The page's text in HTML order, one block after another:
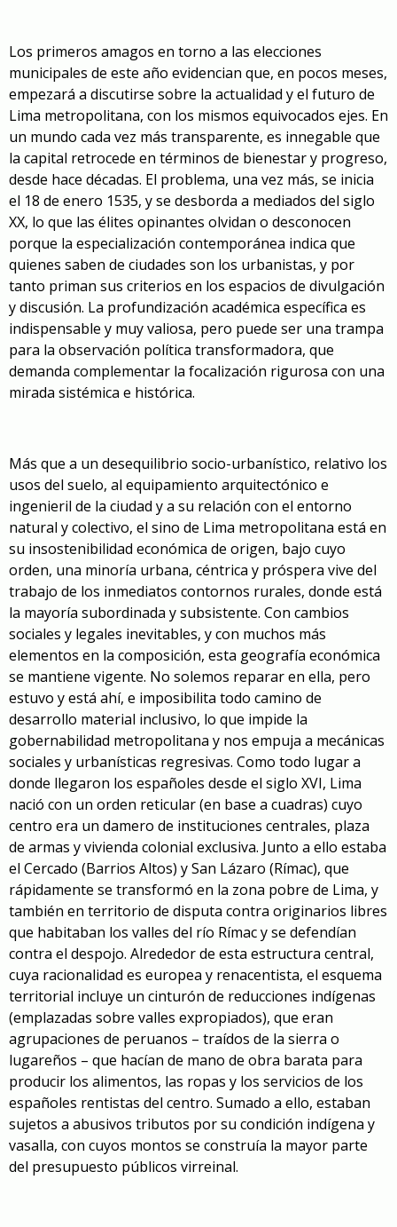
Los primeros amagos en torno a las elecciones
municipales de este año evidencian que, en pocos meses,
empezará a discutirse sobre la actualidad y el futuro de
Lima metropolitana, con los mismos equivocados ejes. En
un mundo cada vez más transparente, es innegable que
la capital retrocede en términos de bienestar y progreso,
desde hace décadas. El problema, una vez más, se inicia
el 18 de enero 1535, y se desborda a mediados del siglo
XX, lo que las élites opinantes olvidan o desconocen
porque la especialización contemporánea indica que
quienes saben de ciudades son los urbanistas, y por
tanto priman sus criterios en los espacios de divulgación
y discusión. La profundización académica específica es
indispensable y muy valiosa, pero puede ser una trampa
para la observación política transformadora, que
demanda complementar la focalización rigurosa con una
mirada sistémica e histórica.
Más que a un desequilibrio socio-urbanístico, relativo los
usos del suelo, al equipamiento arquitectónico e
ingenieril de la ciudad y a su relación con el entorno
natural y colectivo, el sino de Lima metropolitana está en
su insostenibilidad económica de origen, bajo cuyo
orden, una minoría urbana, céntrica y próspera vive del
trabajo de los inmediatos contornos rurales, donde está
la mayoría subordinada y subsistente. Con cambios
sociales y legales inevitables, y con muchos más
elementos en la composición, esta geografía económica
se mantiene vigente. No solemos reparar en ella, pero
estuvo y está ahí, e imposibilita todo camino de
desarrollo material inclusivo, lo que impide la
gobernabilidad metropolitana y nos empuja a mecánicas
sociales y urbanísticas regresivas. Como todo lugar a
donde llegaron los españoles desde el siglo XVI, Lima
nació con un orden reticular (en base a cuadras) cuyo
centro era un damero de instituciones centrales, plaza
de armas y vivienda colonial exclusiva. Junto a ello estaba
el Cercado (Barrios Altos) y San Lázaro (Rímac), que
rápidamente se transformó en la zona pobre de Lima, y
también en territorio de disputa contra originarios libres
que habitaban los valles del río Rímac y se defendían
contra el despojo. Alrededor de esta estructura central,
cuya racionalidad es europea y renacentista, el esquema
territorial incluye un cinturón de reducciones indígenas
(emplazadas sobre valles expropiados), que eran
agrupaciones de peruanos – traídos de la sierra o
lugareños – que hacían de mano de obra barata para
producir los alimentos, las ropas y los servicios de los
españoles rentistas del centro. Sumado a ello, estaban
sujetos a abusivos tributos por su condición indígena y
vasalla, con cuyos montos se construía la mayor parte
del presupuesto públicos virreinal.